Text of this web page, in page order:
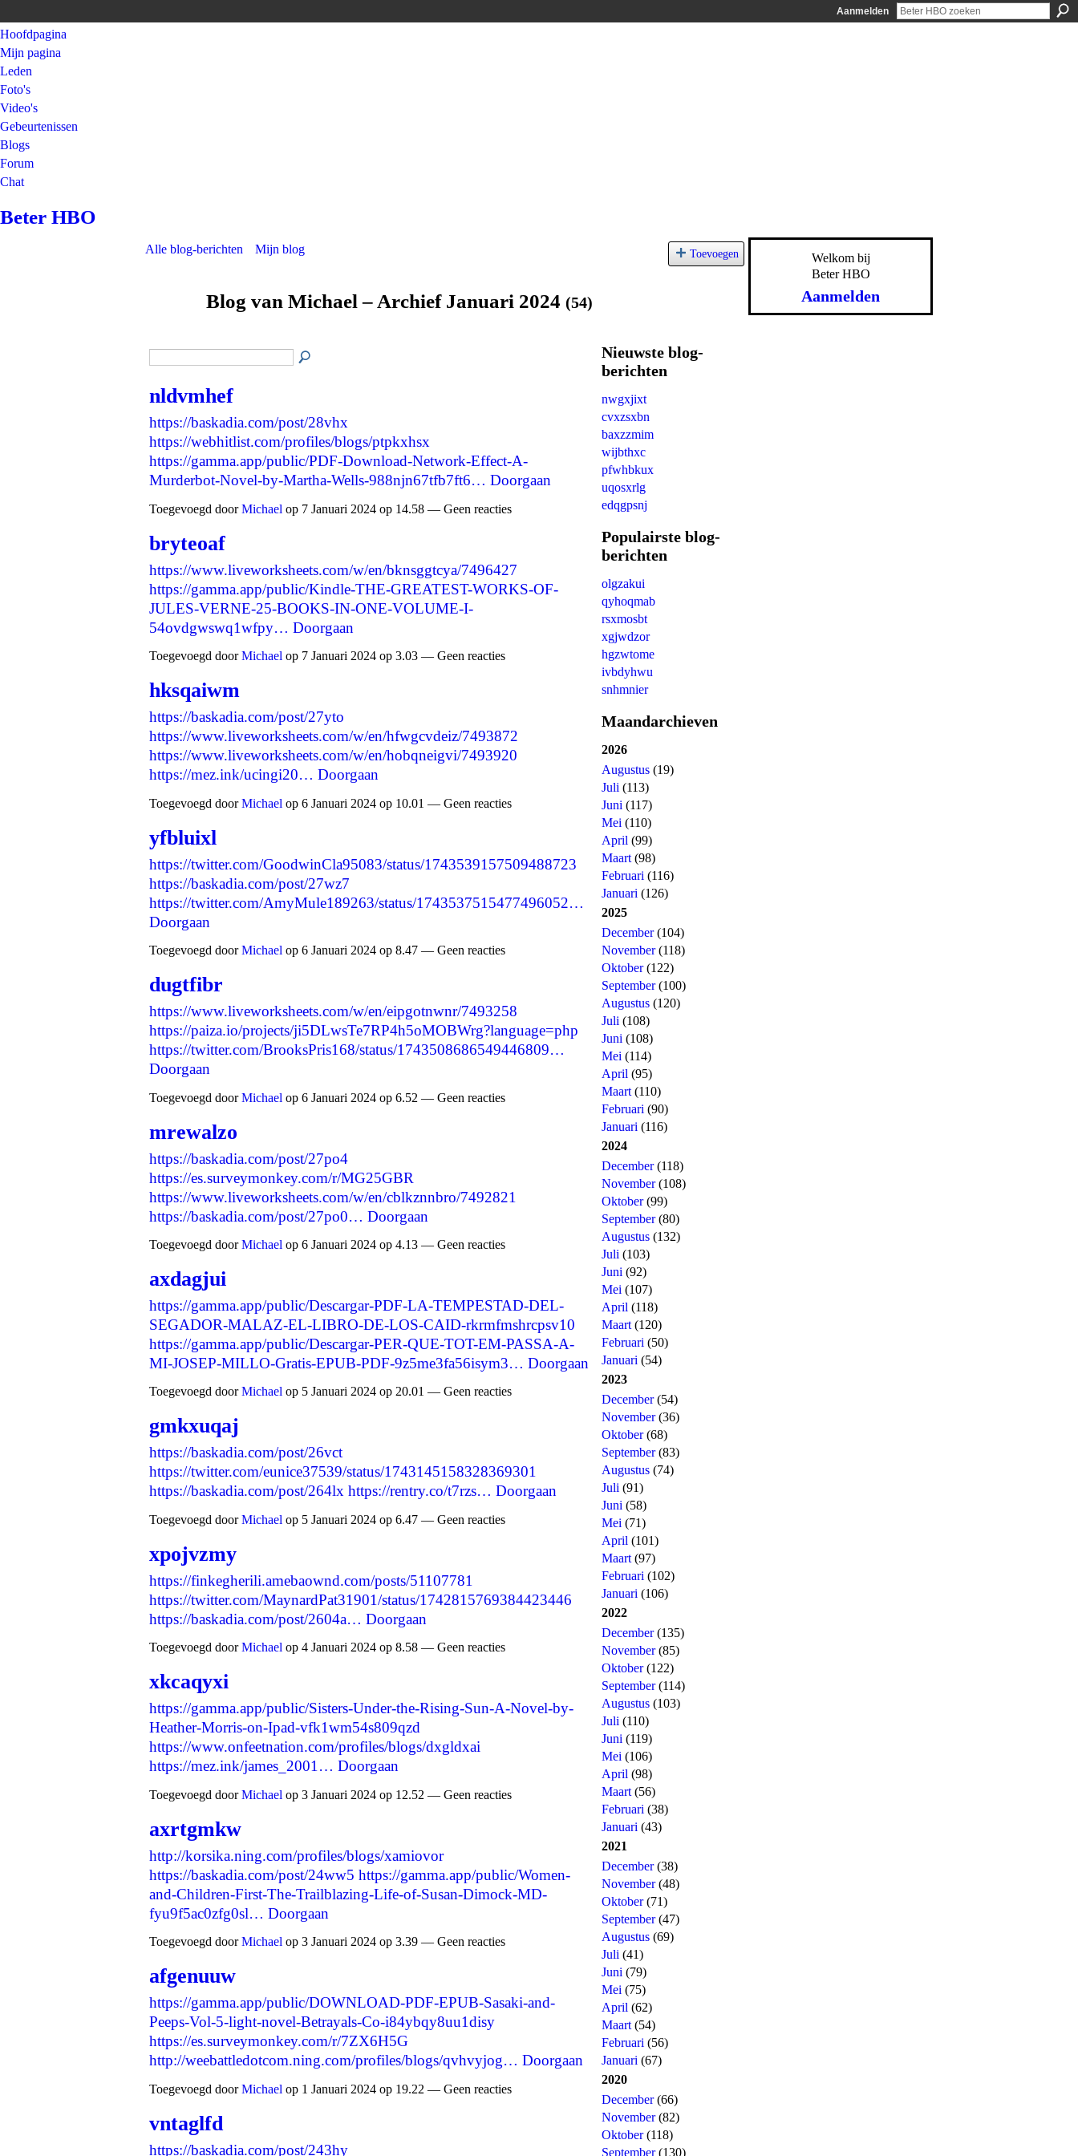
Aanmelden
Hoofdpagina
Mijn pagina
Leden
Foto's
Video's
Gebeurtenissen
Blogs
Forum
Chat
Beter HBO
Alle blog-berichten Mijn blog Toevoegen
Blog van Michael – Archief Januari 2024 (54)
nldvmhef
https://baskadia.com/post/28vhx
https://webhitlist.com/profiles/blogs/ptpkxhsx
https://gamma.app/public/PDF-Download-Network-Effect-A-
Murderbot-Novel-by-Martha-Wells-988njn67tfb7ft6… Doorgaan
Toegevoegd doorMichael op 7 Januari 2024 op 14.58 — Geen reacties
bryteoaf
https://www.liveworksheets.com/w/en/bknsggtcya/7496427
https://gamma.app/public/Kindle-THE-GREATEST-WORKS-OF-
JULES-VERNE-25-BOOKS-IN-ONE-VOLUME-I-
54ovdgwswq1wfpy… Doorgaan
Toegevoegd doorMichael op 7 Januari 2024 op 3.03 — Geen reacties
hksqaiwm
https://baskadia.com/post/27yto
https://www.liveworksheets.com/w/en/hfwgcvdeiz/7493872
https://www.liveworksheets.com/w/en/hobqneigvi/7493920
https://mez.ink/ucingi20… Doorgaan
Toegevoegd doorMichael op 6 Januari 2024 op 10.01 — Geen reacties
yfbluixl
https://twitter.com/GoodwinCla95083/status/1743539157509488723
https://baskadia.com/post/27wz7
https://twitter.com/AmyMule189263/status/1743537515477496052…
Doorgaan
Toegevoegd doorMichael op 6 Januari 2024 op 8.47 — Geen reacties
dugtfibr
https://www.liveworksheets.com/w/en/eipgotnwnr/7493258
https://paiza.io/projects/ji5DLwsTe7RP4h5oMOBWrg?language=php
https://twitter.com/BrooksPris168/status/1743508686549446809…
Doorgaan
Toegevoegd doorMichael op 6 Januari 2024 op 6.52 — Geen reacties
mrewalzo
https://baskadia.com/post/27po4
https://es.surveymonkey.com/r/MG25GBR
https://www.liveworksheets.com/w/en/cblkznnbro/7492821
https://baskadia.com/post/27po0… Doorgaan
Toegevoegd doorMichael op 6 Januari 2024 op 4.13 — Geen reacties
axdagjui
https://gamma.app/public/Descargar-PDF-LA-TEMPESTAD-DEL-
SEGADOR-MALAZ-EL-LIBRO-DE-LOS-CAID-rkrmfmshrcpsv10
https://gamma.app/public/Descargar-PER-QUE-TOT-EM-PASSA-A-
MI-JOSEP-MILLO-Gratis-EPUB-PDF-9z5me3fa56isym3… Doorgaan
Toegevoegd doorMichael op 5 Januari 2024 op 20.01 — Geen reacties
gmkxuqaj
https://baskadia.com/post/26vct
https://twitter.com/eunice37539/status/1743145158328369301
https://baskadia.com/post/264lx https://rentry.co/t7rzs… Doorgaan
Toegevoegd doorMichael op 5 Januari 2024 op 6.47 — Geen reacties
xpojvzmy
https://finkegherili.amebaownd.com/posts/51107781
https://twitter.com/MaynardPat31901/status/1742815769384423446
https://baskadia.com/post/2604a… Doorgaan
Toegevoegd doorMichael op 4 Januari 2024 op 8.58 — Geen reacties
xkcaqyxi
https://gamma.app/public/Sisters-Under-the-Rising-Sun-A-Novel-by-
Heather-Morris-on-Ipad-vfk1wm54s809qzd
https://www.onfeetnation.com/profiles/blogs/dxgldxai
https://mez.ink/james_2001… Doorgaan
Toegevoegd doorMichael op 3 Januari 2024 op 12.52 — Geen reacties
axrtgmkw
http://korsika.ning.com/profiles/blogs/xamiovor
https://baskadia.com/post/24ww5 https://gamma.app/public/Women-
and-Children-First-The-Trailblazing-Life-of-Susan-Dimock-MD-
fyu9f5ac0zfg0sl… Doorgaan
Toegevoegd doorMichael op 3 Januari 2024 op 3.39 — Geen reacties
afgenuuw
https://gamma.app/public/DOWNLOAD-PDF-EPUB-Sasaki-and-
Peeps-Vol-5-light-novel-Betrayals-Co-i84ybqy8uu1disy
https://es.surveymonkey.com/r/7ZX6H5G
http://weebattledotcom.ning.com/profiles/blogs/qvhvyjog… Doorgaan
Toegevoegd doorMichael op 1 Januari 2024 op 19.22 — Geen reacties
vntaglfd
https://baskadia.com/post/243hy
Nieuwste blog-
berichten
nwgxjixt
cvxzsxbn
baxzzmim
wijbthxc
pfwhbkux
uqosxrlg
edqgpsnj
Populairste blog-
berichten
olgzakui
qyhoqmab
rsxmosbt
xgjwdzor
hgzwtome
ivbdyhwu
snhmnier
Maandarchieven
2026
Augustus (19)
Juli (113)
Juni (117)
Mei (110)
April (99)
Maart (98)
Februari (116)
Januari (126)
2025
December(104)
November(118)
Oktober(122)
September(100)
Augustus (120)
Juli (108)
Juni (108)
Mei (114)
April (95)
Maart (110)
Februari (90)
Januari (116)
2024
December(118)
November(108)
Oktober(99)
September(80)
Augustus (132)
Juli (103)
Juni (92)
Mei (107)
April (118)
Maart (120)
Februari (50)
Januari (54)
2023
December(54)
November(36)
Oktober(68)
September(83)
Augustus (74)
Juli (91)
Juni (58)
Mei (71)
April (101)
Maart (97)
Februari (102)
Januari (106)
2022
December(135)
November(85)
Oktober(122)
September(114)
Augustus (103)
Juli (110)
Juni (119)
Mei (106)
April (98)
Maart (56)
Februari (38)
Januari (43)
2021
December(38)
November(48)
Oktober(71)
September(47)
Augustus (69)
Juli (41)
Juni (79)
Mei (75)
April (62)
Maart (54)
Februari (56)
Januari (67)
2020
December(66)
November(82)
Oktober(118)
September(130)
Welkom bij
Beter HBO
Aanmelden